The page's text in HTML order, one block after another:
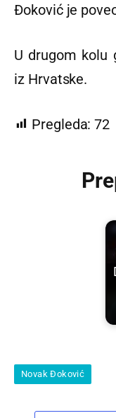
Đoković je
U drugom kolu
iz Hrvatske.
Pregleda: 72
Novak Đoković